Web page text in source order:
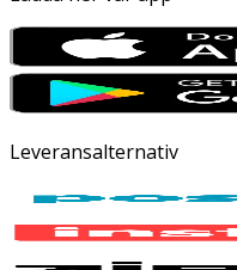
Leveransalternativ